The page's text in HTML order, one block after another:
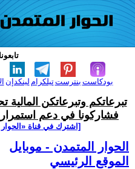
لينكدإن تيلكرامبنترست بودكاست
تبرعاتكم وتبرعاتكن المالية
فشاركونا في دعم
[اشترك في قناة
الحوار المتمدن - موبايل
الموقع الرئيسي